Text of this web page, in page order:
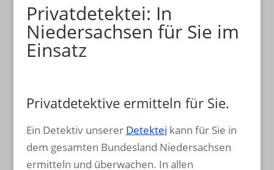
Privatdetektei: In
Niedersachsen für Sie im
Einsatz
Privatdetektive ermitteln für Sie.
Ein Detektiv unserer Detektei kann für Sie in
dem gesamten Bundesland Niedersachsen
ermitteln und überwachen. In allen